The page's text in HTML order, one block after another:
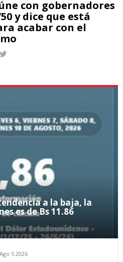
con gobernadores
y dice que está
acabar con el
a la baja, la
es de Bs 11.86
Ago 5 2026